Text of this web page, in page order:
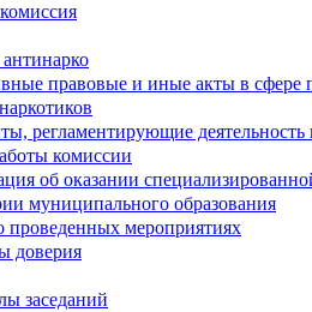
правовые и иные акты в сфере
регламентирующие деятельность
комиссии
об оказании
муниципального образования
проведенных мероприятиях
доверия
заседаний